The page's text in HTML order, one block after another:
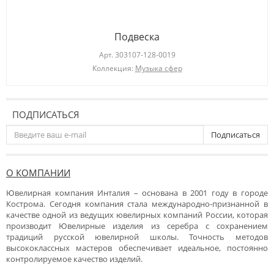
Подвеска
Арт. 303107-128-0019
Коллекция: Музыка сфер
ПОДПИСАТЬСЯ
Подписаться
О КОМПАНИИ
Ювелирная компания Инталия – основана в 2001 году в городе
Кострома. Сегодня компания стала международно-признанной в
качестве одной из ведущих ювелирных компаний России, которая
производит Ювелирные изделия из серебра с сохранением
традиций русской ювелирной школы. Точность методов
высококлассных мастеров обеспечивает идеальное, постоянно
контролируемое качество изделий.